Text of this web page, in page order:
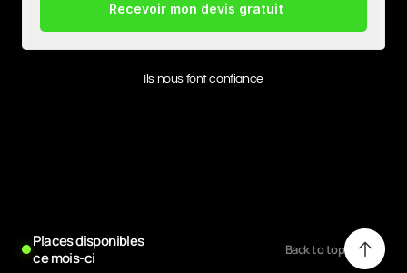
Recevoir mon devis gratuit
Ils nous font confiance
Places disponibles
ce mois-ci
Back to top